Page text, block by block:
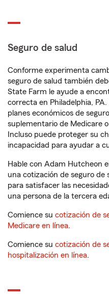
Seguro de salud
Conforme experimenta
seguro de salud también
State Farm le ayude a
correcta en Philadelphia,
planes económicos de
suplementario de Medicare
Incluso puede proteger su
incapacidad para ayudar a
Hable con Adam Hutcheon
una cotización de seguro de
para satisfacer las
una persona de la tercera
Comience su cotización de
Medicare en línea.
Comience su cotización de
hospitalización en línea.